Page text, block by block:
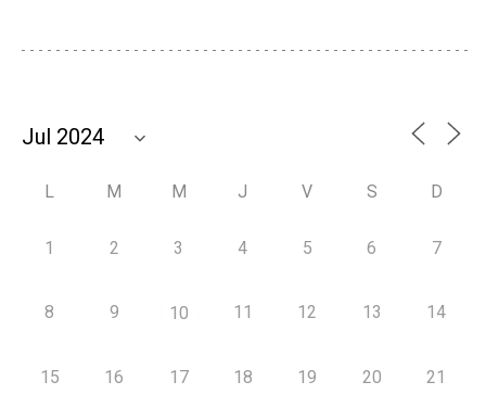
L M M J V S D
1 2 3 4 5 6 7
8 9 10 11 12 13 14
15 16 17 18 19 20 21